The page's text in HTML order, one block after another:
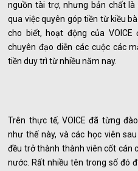
nguồn tài trợ, nhưng bản chất
qua việc quyên góp tiền từ kiều
cho biết, hoạt động của
chuyên đạo diễn các cuộc các
tiền duy trì từ nhiều năm nay.
Trên thực tế, VOICE đã từng
như thế này, và các học viên
đều trở thành thành viên cốt cán
nước. Rất nhiều tên trong số đó